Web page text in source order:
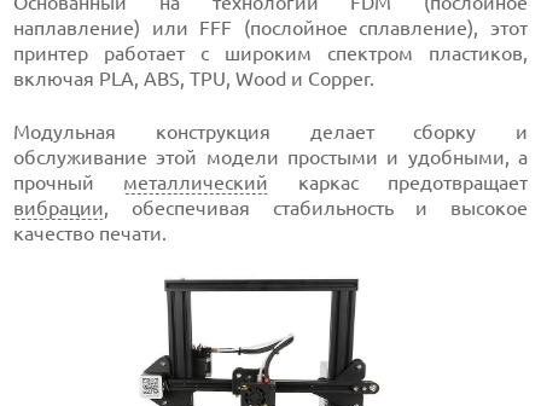
наплавление) или FFF (послойное сплавление), этот
принтер работает с широким спектром пластиков,
включая PLA, ABS, TPU, Wood и Copper.
Модульная конструкция делает сборку и
обслуживание этой модели простыми и удобными, а
прочный металлический каркас предотвращает
вибрации, обеспечивая стабильность и высокое
качество печати.